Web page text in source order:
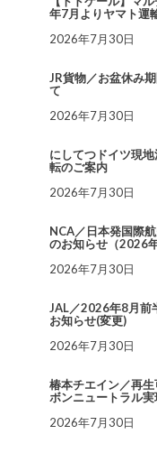
年7月よりヤマト運
2026年7月30日
JR貨物／お盆休み
て
2026年7月30日
にしてつドイツ現
転のご案内
2026年7月30日
NCA／日本発国際
のお知らせ（2026
2026年7月30日
JAL／2026年8月
お知らせ(変更)
2026年7月30日
椿本チエイン／再
ボンニュートラル
2026年7月30日